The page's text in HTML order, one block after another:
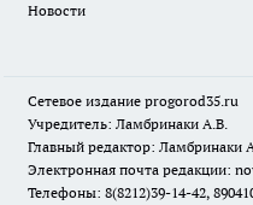
Новости
Сетевое издание progorod35.ru
Учредитель: Ламбринаки А.В.
Главный редактор: Ламбринаки
Электронная почта редакции:
Телефоны: 8(8212)39-14-42,